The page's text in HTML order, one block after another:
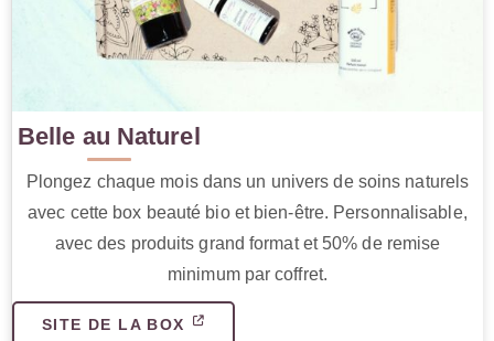
Belle au Naturel
Plongez chaque mois dans un univers de soins naturels
avec cette box beauté bio et bien-être. Personnalisable,
avec des produits grand format et 50% de remise
minimum par coffret.
SITE DE LA BOX